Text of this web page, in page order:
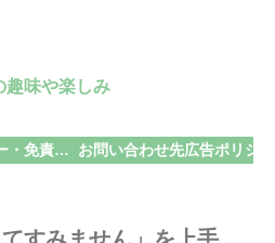
趣味や楽しみ
プライバシーポリシー・免責事項 お問い合わせ先広告ポリシー